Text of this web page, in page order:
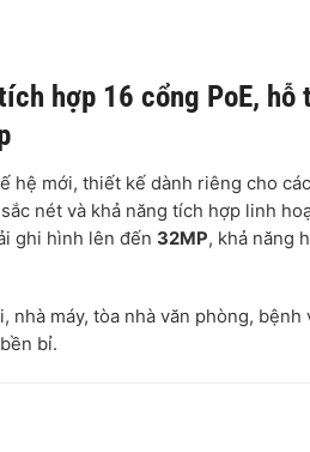
hợp 16 cổng PoE, hỗ
hệ mới, thiết kế dành riêng cho
nét và khả năng tích hợp linh
ghi hình lên đến 32MP, khả năng
máy, tòa nhà văn phòng, bệnh
bỉ.